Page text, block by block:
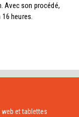
Avec son procédé,
heures.
et tablettes